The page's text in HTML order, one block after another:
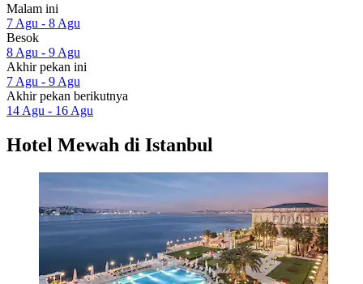
Malam ini
7 Agu - 8 Agu
Besok
8 Agu - 9 Agu
Akhir pekan ini
7 Agu - 9 Agu
Akhir pekan berikutnya
14 Agu - 16 Agu
Hotel Mewah di Istanbul